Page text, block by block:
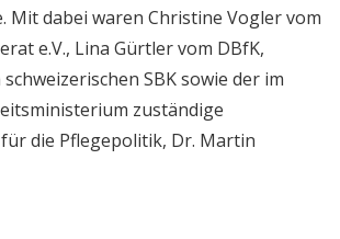
Mit dabei waren Christine Vogler vom
e.V., Lina Gürtler vom DBfK,
SBK sowie der im
zuständige
die Pflegepolitik, Dr. Martin